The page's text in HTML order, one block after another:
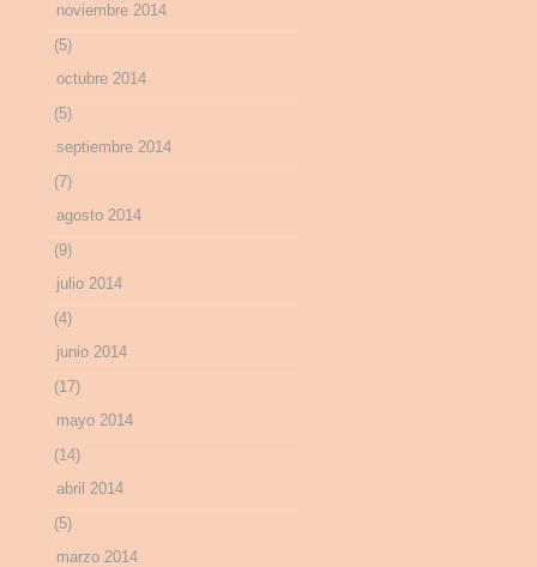
noviembre 2014
(5)
octubre 2014
(5)
septiembre 2014
(7)
agosto 2014
(9)
julio 2014
(4)
junio 2014
(17)
mayo 2014
(14)
abril 2014
(5)
marzo 2014